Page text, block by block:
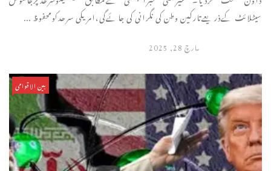
سیٹلائٹ کےذریعےتارکین وطن کی نگرانی کی جائےگی،امریکی سرحدکومحفوظ ...
مارچ 28, 2025
بین الاقوامی